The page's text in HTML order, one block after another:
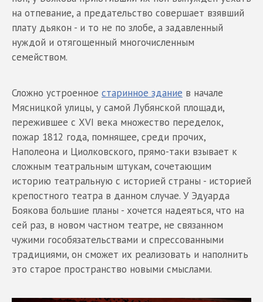
на отпевание, а предательство совершает взявший
плату дьякон - и то не по злобе, а задавленный
нуждой и отягощенный многочисленным
семейством.
Сложно устроенное старинное здание в начале
Мясницкой улицы, у самой Лубянской площади,
пережившее с XVI века множество переделок,
пожар 1812 года, помнящее, среди прочих,
Наполеона и Циолковского, прямо-таки взывает к
сложным театральным штукам, сочетающим
историю театральную с историей страны - историей
крепостного театра в данном случае. У Эдуарда
Боякова большие планы - хочется надеяться, что на
сей раз, в новом частном театре, не связанном
чужими гособязательствами и спрессованными
традициями, он сможет их реализовать и наполнить
это старое пространство новыми смыслами.